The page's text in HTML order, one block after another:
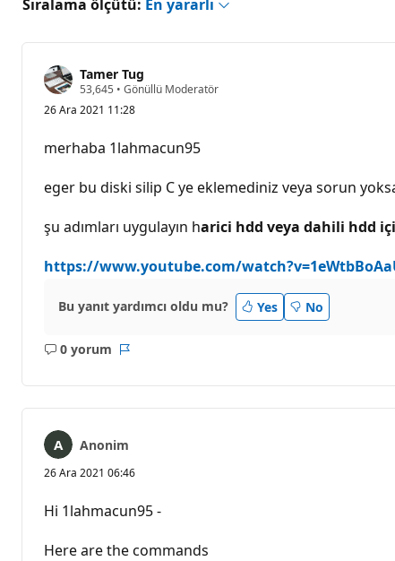
Sıralama ölçütü: En yararlı
Tamer Tug
53,645 S
y
n
ı
k
u
a
ı
• Gönüllü Moderatör
26 Ara 2021 11:28
merhaba 1lahmacun95
eger bu diski silip C ye eklemediniz veya sorun
şu adımları uygulayın harici hdd veya dahili hdd
https://www.youtube.com/
Bu yanıt yardımcı oldu mu? Yes No
0 yorum
Açıklama
Anonim
26 Ara 2021 06:46
Hi 1lahmacun95 -
Here are the commands